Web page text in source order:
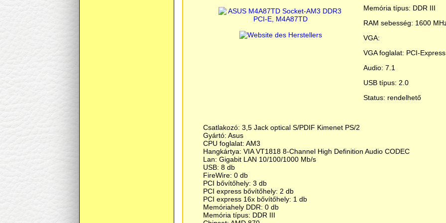
Memória típus: DDR III
RAM sebesség: 1600
VGA:
VGA foglalat: PCI-Express
Audio: 7.1
USB típus: 2.0
Status: rendelhető
Csatlakozó: 3,5 Jack optical S/PDIF Kimenet PS/2
Gyártó: Asus
CPU foglalat: AM3
Hangkártya: VIA VT1818 8-Channel High Definition Audio CODEC
Lan: Gigabit LAN 10/100/1000 Mb/s
USB: 8 db
FireWire: 0 db
PCI bővítőhely: 3 db
PCI express bővítőhely: 2 db
PCI express 16x bővítőhely: 1 db
Memóriahely DDR: 0 db
Memória típus: DDR III